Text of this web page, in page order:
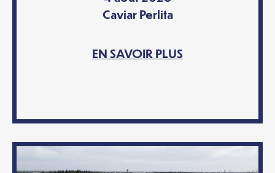
Caviar Perlita
EN SAVOIR PLUS